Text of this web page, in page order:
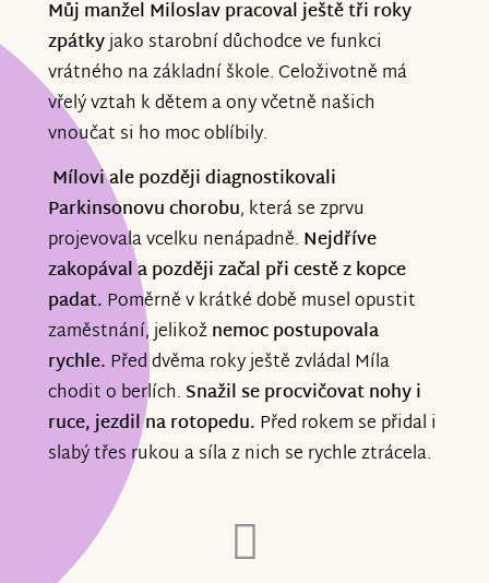
Můj manžel Miloslav pracoval ještě tři roky
zpátkyjako starobní důchodce ve funkci
vrátného na základní škole. Celoživotně má
vřelý vztah k dětem a onyvčetně našich
vnoučat si ho moc oblíbily.
Mílovi ale později diagnostikovali
Parkinsonovu chorobu, která se zprvu
projevovala vcelku nenápadně. Nejdříve
zakopával a později začal při cestě z kopce
padat. Poměrně v krátké době musel opustit
zaměstnání, jelikožnemoc postupovala
rychle. Před dvěma roky ještě zvládal Míla
chodit o berlích. Snažil se procvičovat nohy i
ruce, jezdil na rotopedu. Před rokem se přidal i
slabý třes rukou a síla z nich se rychle ztrácela.